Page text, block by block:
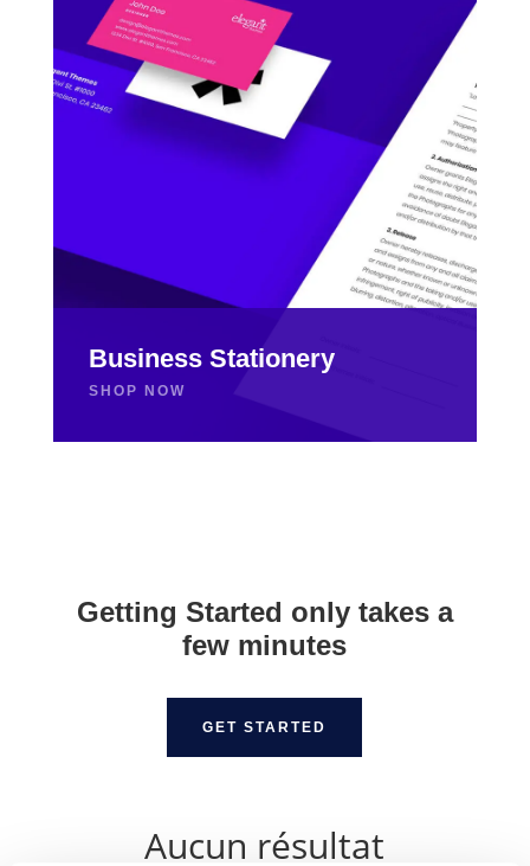
Business Stationery
SHOP NOW
Getting Started only takes a
few minutes
GET STARTED
Aucun résultat